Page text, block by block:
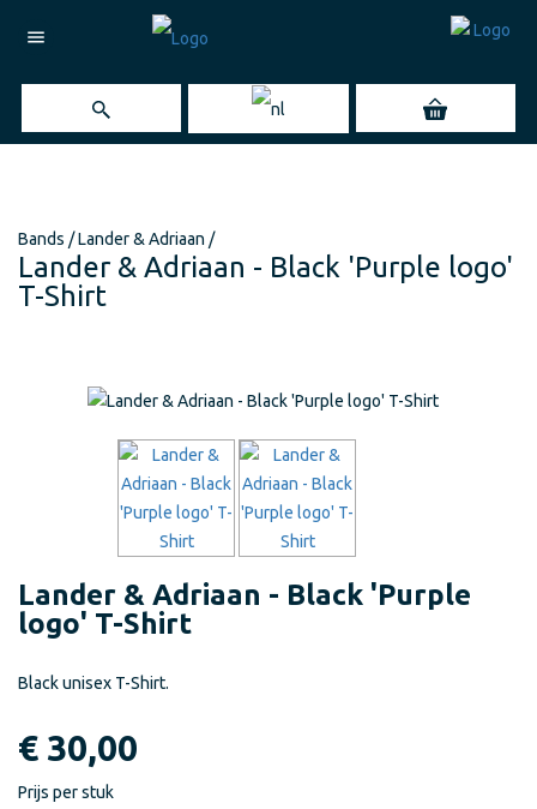
menu
Bands /Lander & Adriaan /
Lander & Adriaan - Black 'Purple logo'
T-Shirt
Lander & Adriaan - Black 'Purple
logo' T-Shirt
Black unisex T-Shirt.
€ 30,00
Prijs per stuk